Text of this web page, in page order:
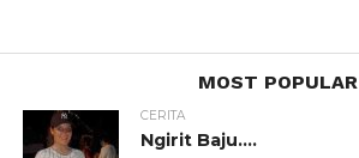
MOST POPULAR
CERITA
Ngirit Baju….